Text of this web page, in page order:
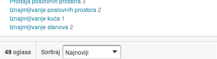
Iznajmljivanje poslovnih prostora 2
Iznajmljivanje kuća 1
Iznajmljivanje stanova 2
49oglasa Sortiraj